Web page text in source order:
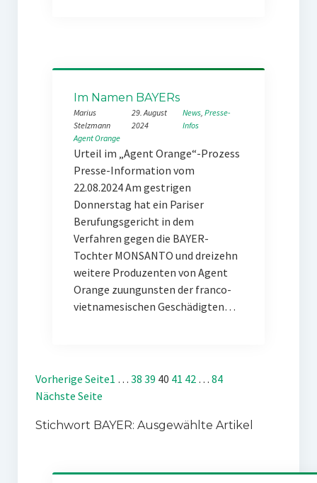
Im Namen BAYERs
Marius
Stelzmann
29. August
2024
News, Presse-
Infos
Agent Orange
Urteil im „Agent Orange“-Prozess
Presse-Information vom
22.08.2024 Am gestrigen
Donnerstag hat ein Pariser
Berufungsgericht in dem
Verfahren gegen die BAYER-
Tochter MONSANTO und dreizehn
weitere Produzenten von Agent
Orange zuungunsten der franco-
vietnamesischen Geschädigten…
Vorherige Seite1 … 38 39 40 41 42 … 84
Nächste Seite
Stichwort BAYER: Ausgewählte Artikel